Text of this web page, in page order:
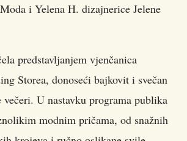
i Yelena H. dizajnerice Jelene
predstavljanjem vjenčanica
Storea, donoseći bajkovit i svečan
večeri. U nastavku programa publika
modnim pričama, od snažnih